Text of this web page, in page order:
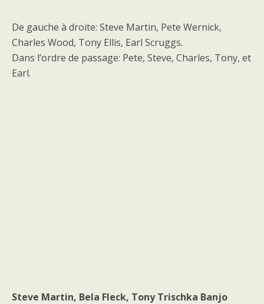
De gauche à droite: Steve Martin, Pete Wernick,
Charles Wood, Tony Ellis, Earl Scruggs.
Dans l’ordre de passage: Pete, Steve, Charles, Tony, et
Earl.
Steve Martin, Bela Fleck, Tony Trischka Banjo